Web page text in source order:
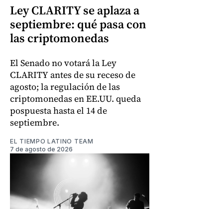
Ley CLARITY se aplaza a
septiembre: qué pasa con
las criptomonedas
El Senado no votará la Ley
CLARITY antes de su receso de
agosto; la regulación de las
criptomonedas en EE.UU. queda
pospuesta hasta el 14 de
septiembre.
EL TIEMPO LATINO TEAM
7 de agosto de 2026